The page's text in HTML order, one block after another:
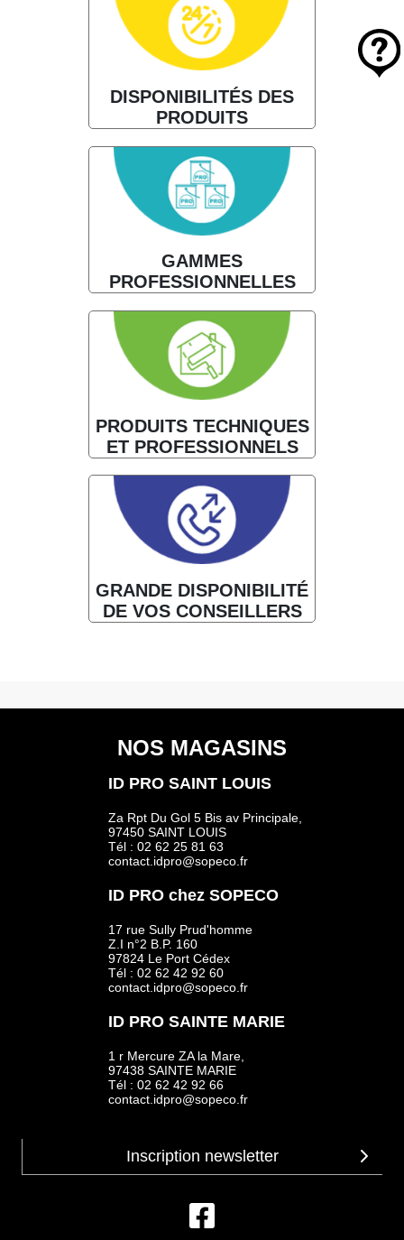
DISPONIBILITÉS DES
PRODUITS
GAMMES
PROFESSIONNELLES
PRODUITS TECHNIQUES
ET PROFESSIONNELS
GRANDE DISPONIBILITÉ
DE VOS CONSEILLERS
NOS MAGASINS
ID PRO SAINT LOUIS
Za Rpt Du Gol 5 Bis av Principale,
97450 SAINT LOUIS
Tél : 02 62 25 81 63
contact.idpro@sopeco.fr
ID PRO chez SOPECO
17 rue Sully Prud'homme
Z.I n°2 B.P. 160
97824 Le Port Cédex
Tél : 02 62 42 92 60
contact.idpro@sopeco.fr
ID PRO SAINTE MARIE
1 r Mercure ZA la Mare,
97438 SAINTE MARIE
Tél : 02 62 42 92 66
contact.idpro@sopeco.fr